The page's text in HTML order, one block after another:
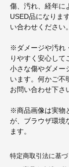
傷、汚れ、経年に
USED品になりま
い合わせください。
※ダメージや汚れ
りやすく安心し
小さな傷やダメー
います。何かご不
お問い合わせ下さ
※商品画像は実物
が、ブラウザ環境
ます。
特定商取引法に基づ